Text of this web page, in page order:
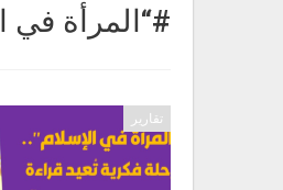
#“المرأة في
تقارير